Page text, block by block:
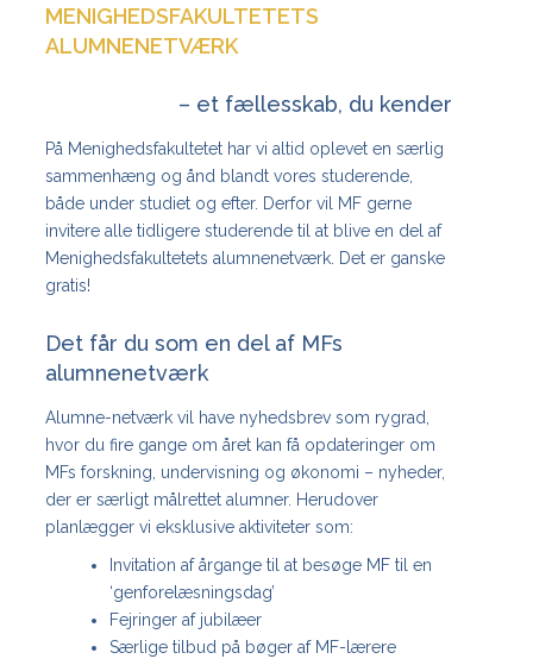
MENIGHEDSFAKULTETETS
ALUMNENETVÆRK
– et fællesskab, du kender
På Menighedsfakultetet har vi altid oplevet en særlig
sammenhæng og ånd blandt vores studerende,
både under studiet og efter. Derfor vil MF gerne
invitere alle tidligere studerende til at blive en del af
Menighedsfakultetets alumnenetværk. Det er ganske
gratis!
Det får du som en del af MFs
alumnenetværk
Alumne-netværk vil have nyhedsbrev som rygrad,
hvor du fire gange om året kan få opdateringer om
MFs forskning, undervisning og økonomi – nyheder,
der er særligt målrettet alumner. Herudover
planlægger vi eksklusive aktiviteter som:
Invitation af årgange til at besøge MF til en
‘genforelæsningsdag’
Fejringer af jubilæer
Særlige tilbud på bøger af MF-lærere